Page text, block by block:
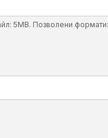
5MB. Позволени формати: